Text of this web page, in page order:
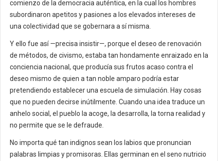
comienzo de la democracia auténtica, en la cual los hombres
subordinaron apetitos y pasiones a los elevados intereses de
una colectividad que se gobernara a sí misma.
Y ello fue así —precisa insistir—, porque el deseo de renovación
de métodos, de civismo, estaba tan hondamente enraizado en la
conciencia nacional, que producía sus frutos acaso contra el
deseo mismo de quien a tan noble amparo podría estar
pretendiendo establecer una escuela de simulación. Hay cosas
que no pueden decirse inútilmente. Cuando una idea traduce un
anhelo social, el pueblo la acoge, la desarrolla, la torna realidad y
no permite que se le defraude.
No importa qué tan indignos sean los labios que pronuncian
palabras limpias y promisoras. Ellas germinan en el seno nutricio